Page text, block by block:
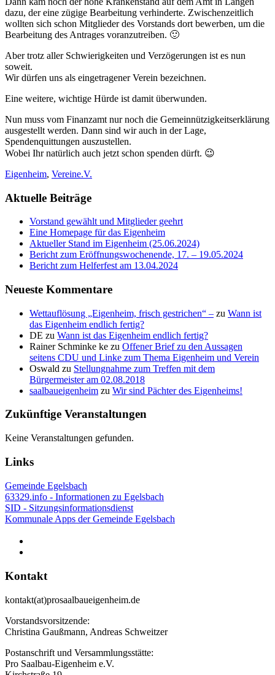
dazu, der eine zügige Bearbeitung verhinderte. Zwischenzeitlich
wollten sich schon Mitglieder des Vorstands dort bewerben, um die
Bearbeitung des Antrages voranzutreiben. 🙂
Aber trotz aller Schwierigkeiten und Verzögerungen ist es nun
soweit.
Wir dürfen uns als eingetragener Verein bezeichnen.
Eine weitere, wichtige Hürde ist damit überwunden.
Nun muss vom Finanzamt nur noch die Gemeinnützigkeitserklärung
ausgestellt werden. Dann sind wir auch in der Lage,
Spendenquittungen auszustellen.
Wobei Ihr natürlich auch jetzt schon spenden dürft. 😉
Eigenheim, Vereine.V.
Aktuelle Beiträge
Vorstand gewählt und Mitglieder geehrt
Eine Homepage für das Eigenheim
Aktueller Stand im Eigenheim (25.06.2024)
Bericht zum Eröffnungswochenende, 17. – 19.05.2024
Bericht zum Helferfest am 13.04.2024
Neueste Kommentare
Wettauflösung „Eigenheim, frisch gestrichen“ – zu Wann ist
das Eigenheim endlich fertig?
DE zu Wann ist das Eigenheim endlich fertig?
Rainer Schminke ke zu Offener Brief zu den Aussagen
seitens CDU und Linke zum Thema Eigenheim und Verein
Oswald zu Stellungnahme zum Treffen mit dem
Bürgermeister am 02.08.2018
saalbaueigenheim zu Wir sind Pächter des Eigenheims!
Zukünftige Veranstaltungen
Keine Veranstaltungen gefunden.
Links
Gemeinde Egelsbach
63329.info - Informationen zu Egelsbach
SID - Sitzungsinformationsdienst
Kommunale Apps der Gemeinde Egelsbach
Kontakt
kontakt(at)prosaalbaueigenheim.de
Vorstandsvorsitzende:
Christina Gaußmann, Andreas Schweitzer
Postanschrift und Versammlungsstätte:
Pro Saalbau-Eigenheim e.V.